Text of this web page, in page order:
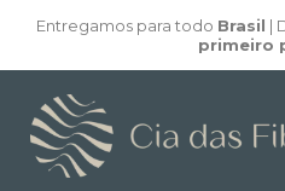
Entregamos para todo Brasil |
primeiro